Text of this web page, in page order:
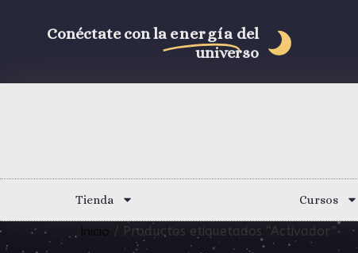
Conéctate con la energía del
universo
Tienda Cursos
Inicio / Productos etiquetados “Activador”